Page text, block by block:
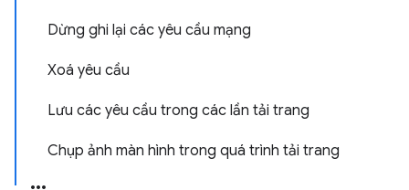
Dừng ghi lại các yêu cầu mạng
Xoá yêu cầu
Lưu các yêu cầu trong các lần tải trang
Chụp ảnh màn hình trong quá trình tải trang